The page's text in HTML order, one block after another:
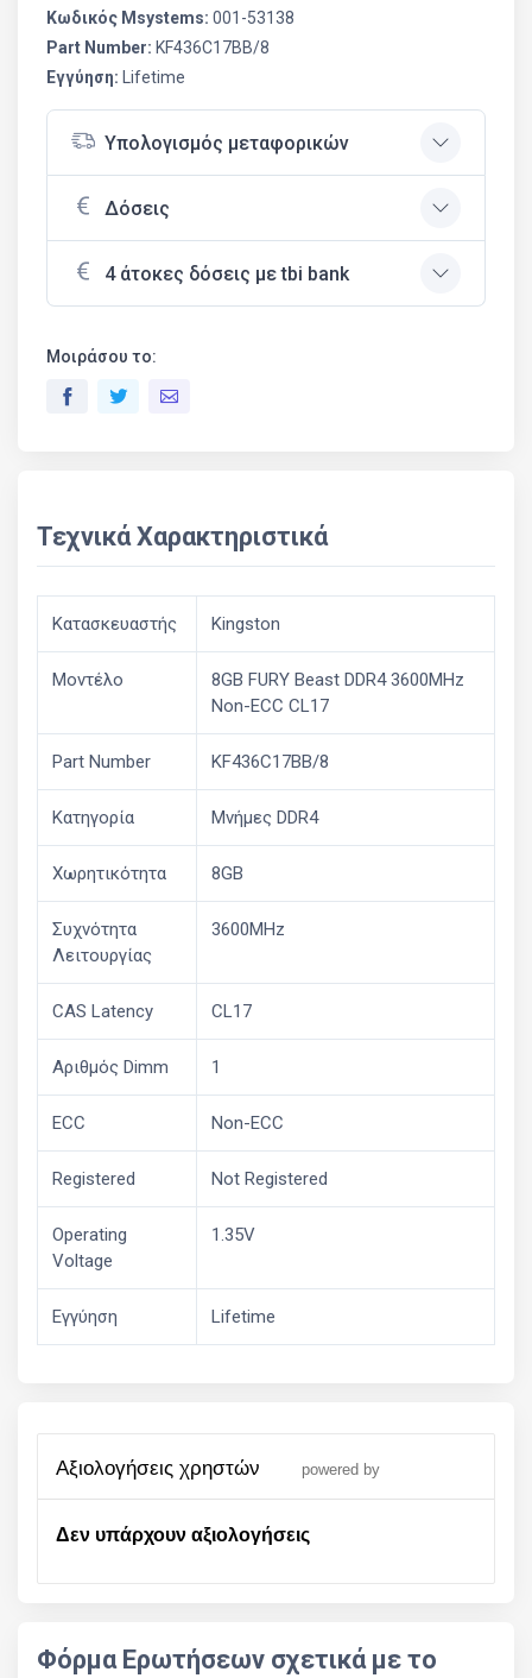
Κωδικός Msystems: 001-53138
Part Number: KF436C17BB/8
Εγγύηση:
Lifetime
Υπολογισμός μεταφορικών
Δόσεις
4 άτοκες δόσεις με tbi bank
Μοιράσου το:
Τεχνικά Χαρακτηριστικά
Κατασκευαστής Kingston
Μοντέλο
8GB FURY Beast DDR4 3600MHz
Non-ECC CL17
Part Number KF436C17BB/8
Κατηγορία Μνήμες DDR4
Χωρητικότητα 8GB
Συχνότητα
Λειτουργίας
3600MHz
CAS Latency CL17
Αριθμός Dimm 1
ECC Non-ECC
Registered Not Registered
Operating
Voltage
1.35V
Εγγύηση Lifetime
αξιολογήσεις χρηστών powered by
Δεν υπάρχουν αξιολογήσεις
Φόρμα Ερωτήσεων σχετικά με το